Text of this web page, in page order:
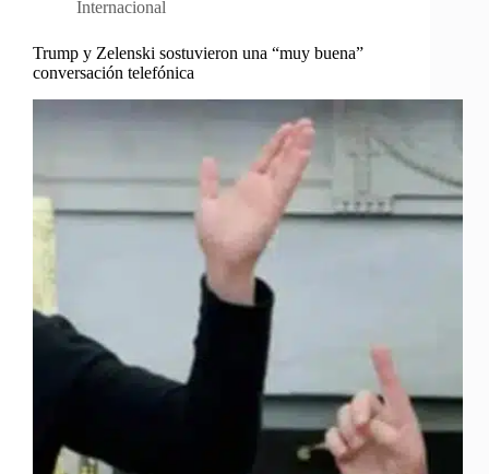
Internacional
Trump y Zelenski sostuvieron una “muy buena”
conversación telefónica